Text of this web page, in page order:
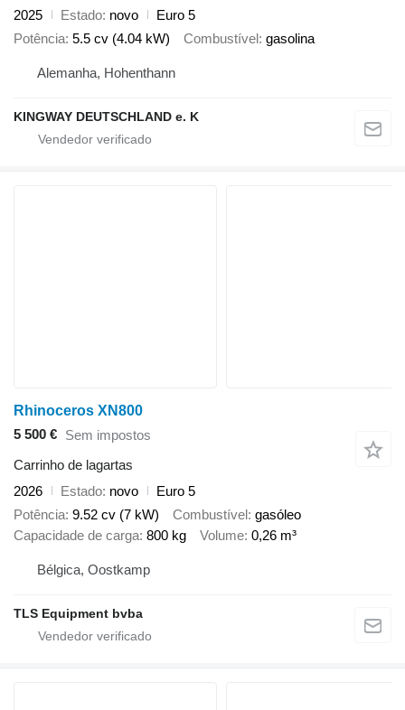
2025
Estado novo
Euro 5
Potência 5.5 cv (4.04 kW) Combustível gasolina
Alemanha, Hohenthann
KINGWAY DEUTSCHLAND e. K
Rhinoceros XN800
5 500 € Sem impostos
Carrinho de lagartas
2026
Estado novo
Euro 5
Potência 9.52 cv (7 kW) Combustível gasóleo
Capacidade de carga 800 kg Volume 0,26 m³
Bélgica, Oostkamp
TLS Equipment bvba